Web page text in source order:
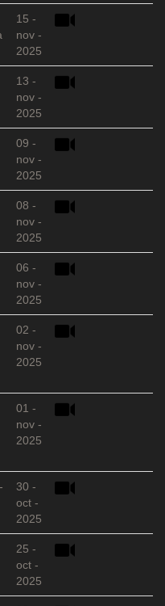
15 -
nov -
2025
13 -
nov -
2025
09 -
nov -
2025
08 -
nov -
2025
06 -
nov -
2025
02 -
nov -
2025
01 -
nov -
2025
30 -
oct -
2025
25 -
oct -
2025